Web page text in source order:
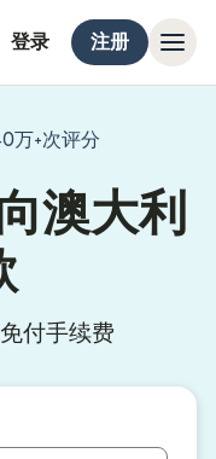
登录 注册
万+次评分
澳大利
付手续费